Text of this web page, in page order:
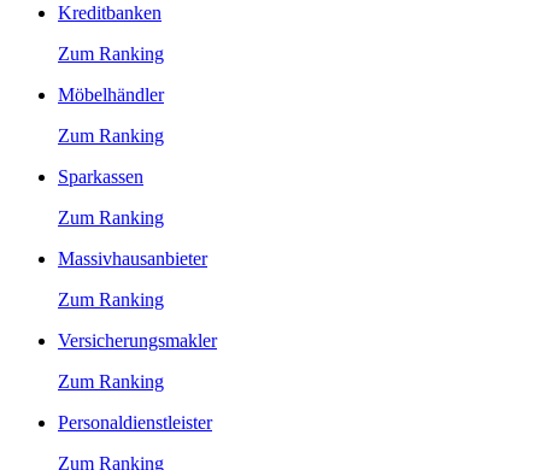
Kreditbanken
Zum Ranking
Möbelhändler
Zum Ranking
Sparkassen
Zum Ranking
Massivhausanbieter
Zum Ranking
Versicherungsmakler
Zum Ranking
Personaldienstleister
Zum Ranking